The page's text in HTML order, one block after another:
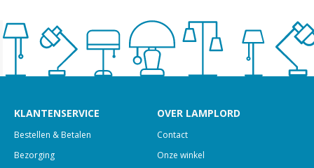
KLANTENSERVICE
Bestellen & Betalen
Bezorging
OVER LAMPLORD
Contact
Onze winkel